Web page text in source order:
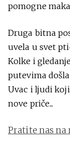
pomogne
Druga bitna
uvela u svet
Kolke i
putevima
Uvac i ljudi koji
nove priče...
Pratite nas na